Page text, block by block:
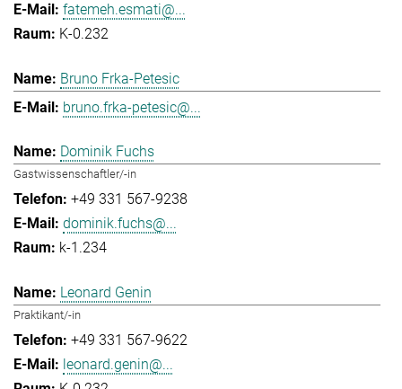
fatemeh.esmati@...
K-0.232
Bruno Frka-Petesic
bruno.frka-petesic@...
Dominik Fuchs
Gastwissenschaftler/-in
+49 331 567-9238
dominik.fuchs@...
k-1.234
Leonard Genin
Praktikant/-in
+49 331 567-9622
leonard.genin@...